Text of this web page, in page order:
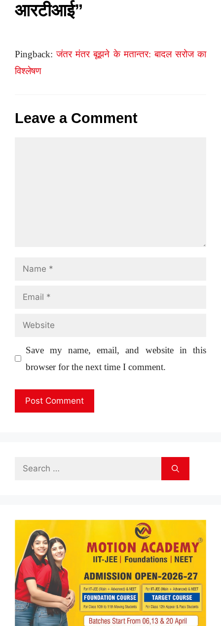
आरटीआई”
Pingback:जंतर मंतर बूझने के मतान्तर: बादल सरोज का
विश्लेषण
Leave a Comment
Name
Email
Website
Save my name, email, and website in this
browser for the next time I comment.
Search